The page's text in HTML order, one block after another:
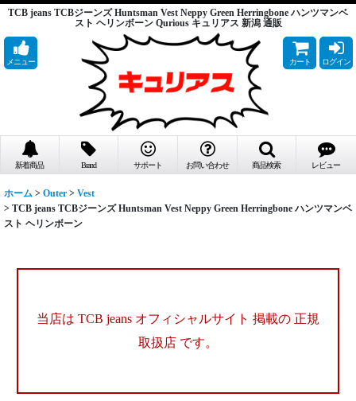
TCB jeans TCBジーンズ Huntsman Vest Neppy Green Herringbone ハンツマンベ
スト ヘリンボーン Qurious キュリアス 新潟 通販
メニュー カート ログイン
新着商品 Brand サポート お問い合わせ 商品検索 レビュー
ホーム > Outer > Vest
> TCB jeans TCBジーンズ Huntsman Vest Neppy Green Herringbone ハンツマンベ
スト ヘリンボーン
当店は TCB jeans オフィシャルサイト 掲載の 正規
取扱店 です。